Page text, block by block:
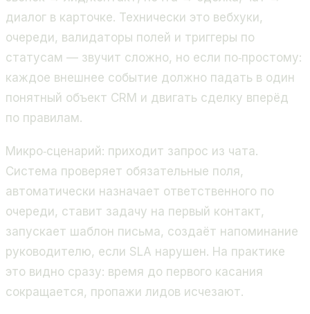
диалог в карточке. Технически это вебхуки,
очереди, валидаторы полей и триггеры по
статусам — звучит сложно, но если по‑простому:
каждое внешнее событие должно падать в один
понятный объект CRM и двигать сделку вперёд
по правилам.
Микро‑сценарий: приходит запрос из чата.
Система проверяет обязательные поля,
автоматически назначает ответственного по
очереди, ставит задачу на первый контакт,
запускает шаблон письма, создаёт напоминание
руководителю, если SLA нарушен. На практике
это видно сразу: время до первого касания
сокращается, пропажи лидов исчезают.